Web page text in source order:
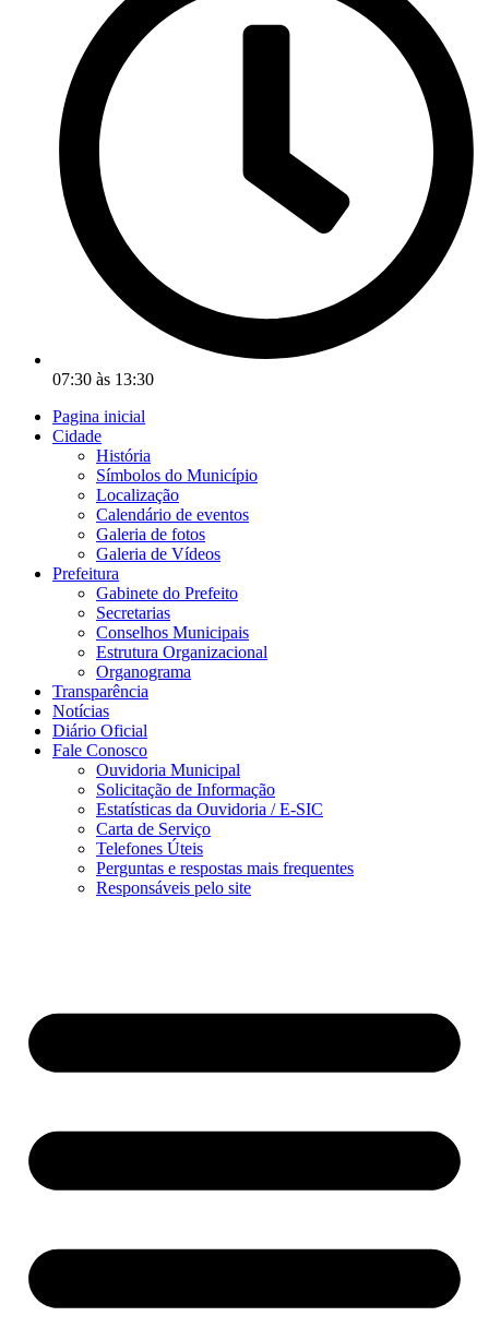
07:30 às 13:30
Pagina inicial
Cidade
História
Símbolos do Município
Localização
Calendário de eventos
Galeria de fotos
Galeria de Vídeos
Prefeitura
Gabinete do Prefeito
Secretarias
Conselhos Municipais
Estrutura Organizacional
Organograma
Transparência
Notícias
Diário Oficial
Fale Conosco
Ouvidoria Municipal
Solicitação de Informação
Estatísticas da Ouvidoria / E-SIC
Carta de Serviço
Telefones Úteis
Perguntas e respostas mais frequentes
Responsáveis pelo site